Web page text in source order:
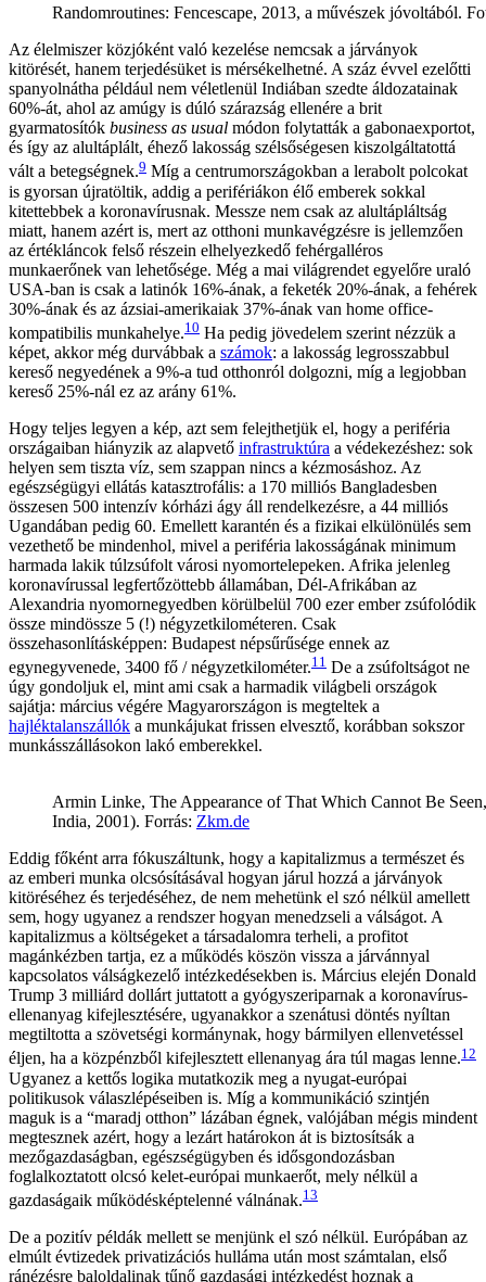
Randomroutines: Fencescape, 2013, a művészek jóvoltából.
Az élelmiszer közjóként való kezelése nemcsak a járványok
kitörését, hanem terjedésüket is mérsékelhetné. A száz évvel ezelőtti
spanyolnátha például nem véletlenül Indiában szedte áldozatainak
60%-át, ahol az amúgy is dúló szárazság ellenére a brit
gyarmatosítók business as usual módon folytatták a gabonaexportot,
és így az alultáplált, éhező lakosság szélsőségesen kiszolgáltatottá
vált a betegségnek.9 Míg a centrumországokban a lerabolt polcokat
is gyorsan újratöltik, addig a perifériákon élő emberek sokkal
kitettebbek a koronavírusnak. Messze nem csak az alultápláltság
miatt, hanem azért is, mert az otthoni munkavégzésre is jellemzően
az értékláncok felső részein elhelyezkedő fehérgalléros
munkaerőnek van lehetősége. Még a mai világrendet egyelőre uraló
USA-ban is csak a latinók 16%-ának, a feketék 20%-ának, a fehérek
30%-ának és az ázsiai-amerikaiak 37%-ának van home office-
kompatibilis munkahelye.10 Ha pedig jövedelem szerint nézzük a
képet, akkor még durvábbak a számok: a lakosság legrosszabbul
kereső negyedének a 9%-a tud otthonról dolgozni, míg a legjobban
kereső 25%-nál ez az arány 61%.
Hogy teljes legyen a kép, azt sem felejthetjük el, hogy a periféria
országaiban hiányzik az alapvető infrastruktúra a védekezéshez: sok
helyen sem tiszta víz, sem szappan nincs a kézmosáshoz. Az
egészségügyi ellátás katasztrofális: a 170 milliós Bangladesben
összesen 500 intenzív kórházi ágy áll rendelkezésre, a 44 milliós
Ugandában pedig 60. Emellett karantén és a fizikai elkülönülés sem
vezethető be mindenhol, mivel a periféria lakosságának minimum
harmada lakik túlzsúfolt városi nyomortelepeken. Afrika jelenleg
koronavírussal legfertőzöttebb államában, Dél-Afrikában az
Alexandria nyomornegyedben körülbelül 700 ezer ember zsúfolódik
össze mindössze 5 (!) négyzetkilométeren. Csak
összehasonlításképpen: Budapest népsűrűsége ennek az
egynegyvenede, 3400 fő / négyzetkilométer.11 De a zsúfoltságot ne
úgy gondoljuk el, mint ami csak a harmadik világbeli országok
sajátja: március végére Magyarországon is megteltek a
hajléktalanszállók a munkájukat frissen elvesztő, korábban sokszor
munkásszállásokon lakó emberekkel.
Armin Linke, The Appearance of That Which Cannot Be
India, 2001). Forrás: Zkm.de
Eddig főként arra fókuszáltunk, hogy a kapitalizmus a természet és
az emberi munka olcsósításával hogyan járul hozzá a járványok
kitöréséhez és terjedéséhez, de nem mehetünk el szó nélkül amellett
sem, hogy ugyanez a rendszer hogyan menedzseli a válságot. A
kapitalizmus a költségeket a társadalomra terheli, a profitot
magánkézben tartja, ez a működés köszön vissza a járvánnyal
kapcsolatos válságkezelő intézkedésekben is. Március elején Donald
Trump 3 milliárd dollárt juttatott a gyógyszeriparnak a koronavírus-
ellenanyag kifejlesztésére, ugyanakkor a szenátusi döntés nyíltan
megtiltotta a szövetségi kormánynak, hogy bármilyen ellenvetéssel
éljen, ha a közpénzből kifejlesztett ellenanyag ára túl magas lenne.12
Ugyanez a kettős logika mutatkozik meg a nyugat-európai
politikusok válaszlépéseiben is. Míg a kommunikáció szintjén
maguk is a “maradj otthon” lázában égnek, valójában mégis mindent
megtesznek azért, hogy a lezárt határokon át is biztosítsák a
mezőgazdaságban, egészségügyben és idősgondozásban
foglalkoztatott olcsó kelet-európai munkaerőt, mely nélkül a
gazdaságaik működésképtelenné válnának.13
De a pozitív példák mellett se menjünk el szó nélkül. Európában az
elmúlt évtizedek privatizációs hulláma után most számtalan, első
ránézésre baloldalinak tűnő gazdasági intézkedést hoznak a